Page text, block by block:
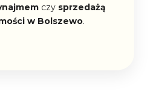
czy sprzedażą
w Bolszewo.